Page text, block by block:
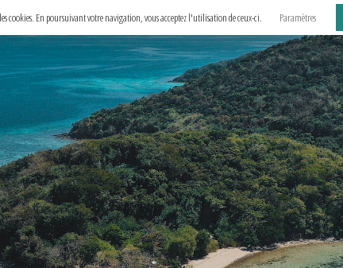
cookies. En poursuivant votre navigation, vous acceptez l'utilisation de ceux-ci. Paramètres